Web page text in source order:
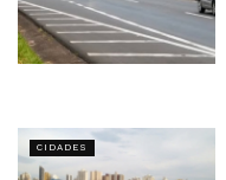
CIDADES